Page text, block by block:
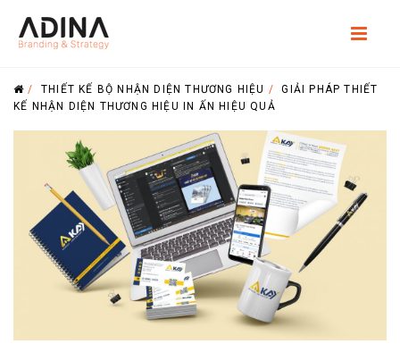
/THIẾT KẾ BỘ NHẬN DIỆN THƯƠNG HIỆU /GIẢI PHÁP THIẾT
KẾ NHẬN DIỆN THƯƠNG HIỆU IN ẤN HIỆU QUẢ